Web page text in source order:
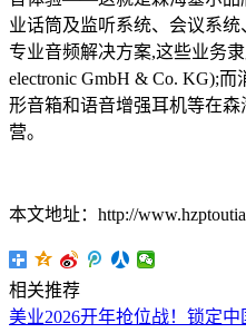
业话筒及监听系统、会议系
专业音频解决方案,这些业务隶
electronic GmbH & Co. KG);
形音箱和语音增强耳机等在
营。
本文地址：http://
相关推荐
美业2026开年抢位战！锁定